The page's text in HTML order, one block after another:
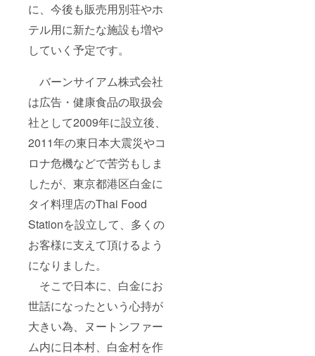
に、今後も販売用別荘やホ
テル用に新たな施設も増や
していく予定です。
バーンサイアム株式会社
は広告・健康食品の取扱会
社として2009年に設立後、
2011年の東日本大震災やコ
ロナ危機などで苦労もしま
したが、東京都港区白金に
タイ料理店のThai Food
Stationを設立して、多くの
お客様に支えて頂けるよう
になりました。
そこで日本に、白金にお
世話になったという心持が
大きい為、ヌートンファー
ム内に日本村、白金村を作